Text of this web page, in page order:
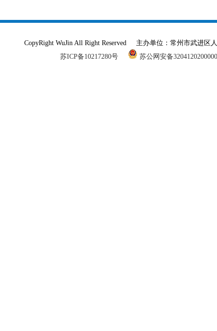
CopyRight WuJin All Right Reserved 主办单位：常州市武进
苏ICP备10217280号
苏公网安备